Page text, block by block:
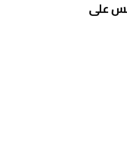
للشهر الخامس على